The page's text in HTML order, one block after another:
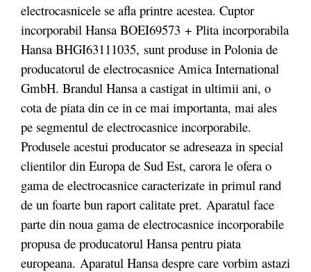
electrocasnicele se afla printre acestea. Cuptor
incorporabil Hansa BOEI69573 + Plita incorporabila
Hansa BHGI63111035, sunt produse in Polonia de
producatorul de electrocasnice Amica International
GmbH. Brandul Hansa a castigat in ultimii ani, o
cota de piata din ce in ce mai importanta, mai ales
pe segmentul de electrocasnice incorporabile.
Produsele acestui producator se adreseaza in special
clientilor din Europa de Sud Est, carora le ofera o
gama de electrocasnice caracterizate in primul rand
de un foarte bun raport calitate pret. Aparatul face
parte din noua gama de electrocasnice incorporabile
propusa de producatorul Hansa pentru piata
europeana. Aparatul Hansa despre care vorbim astazi